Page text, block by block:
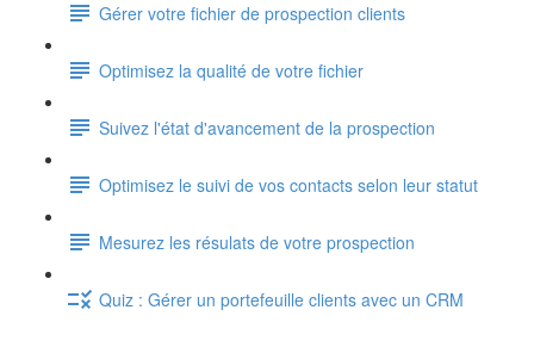
Gérer votre fichier de prospection clients
Optimisez la qualité de votre fichier
Suivez l'état d'avancement de la prospection
Optimisez le suivi de vos contacts selon leur statut
Mesurez les résulats de votre prospection
Quiz : Gérer un portefeuille clients avec un CRM